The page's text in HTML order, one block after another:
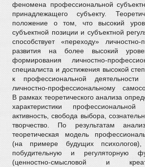
феномена профессиональной
принадлежащего субъекту.
положение о том, что высокий
субъектной позиции и субъектной
способствует «переходу» личностно-
развития на более высокий
формирования личностно-
специалиста и достижения высокой
к профессиональной
личностно-профессиональному
В рамках теоретического анализа
характеристики
активность, свобода выбора,
творчество. По результатам
теоретическая модель
(на примере будущих
побудительную и регуляторную
(ценностно-смысловой и